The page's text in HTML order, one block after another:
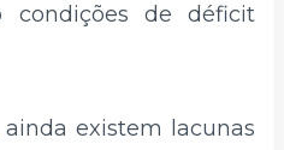
condições de déficit
ainda existem lacunas